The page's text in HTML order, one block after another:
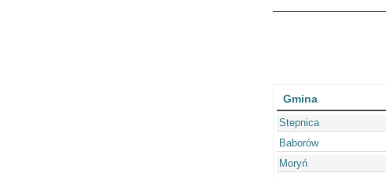
Gmina
Stepnica
Baborów
Moryń